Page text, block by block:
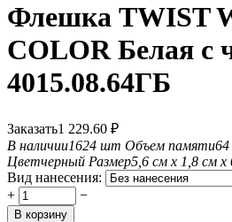
Флешка TWIST
COLOR Белая с
4015.08.64ГБ
Заказать1 229.60 ₽
В наличии1624 шт Объем памяти
Цветчерный Размер5,6 см х 1,8 см х
Вид нанесения:
+
−
В корзину